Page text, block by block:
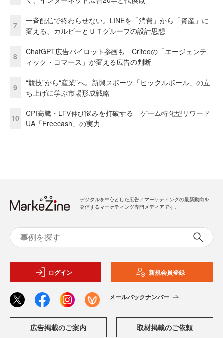
7
一斉配信で終わらせない。LINEを「消費」から「資産」に
変える、カルビーとＵＴグループの設計思想
8
ChatGPT広告パイロット参画も Criteoの「エージェンテ
ィック・コマース」が変える広告の判断
9
“競技”から“産業”へ。新興スポーツ「ピックルボール」の立
ち上げに学ぶ市場形成戦略
10
CPI高騰・LTV伸び悩みを打破する ゲーム特化型リワード
UA「Freecash」の実力
デジタルを中心とした広告／マーケティングの最新動向を
発信するマーケティング専門メディアです。
ログイン 新規会員登録
メールバックナンバー
広告掲載のご案内 取材掲載のご依頼